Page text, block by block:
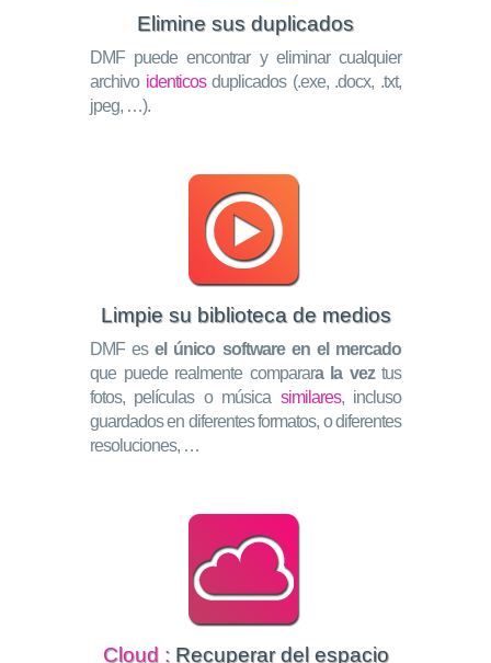
Elimine sus duplicados
DMF puede encontrar y eliminar cualquier
archivo identicosduplicados (.exe, .docx, .txt,
jpeg, …).
Limpie su biblioteca de medios
DMF esel único software en el mercado
que puede realmente comparara la veztus
fotos, películas o música similares, incluso
guardados en diferentes formatos, o diferentes
resoluciones, …
Cloud :Recuperar del espacio